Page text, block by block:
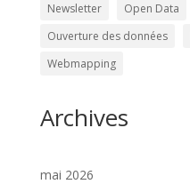
Newsletter
Open Data
Ouverture des données
Webmapping
Archives
mai 2026